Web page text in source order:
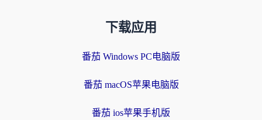
下载应用
番茄 Windows PC电脑版
番茄 macOS苹果电脑版
番茄 ios苹果手机版